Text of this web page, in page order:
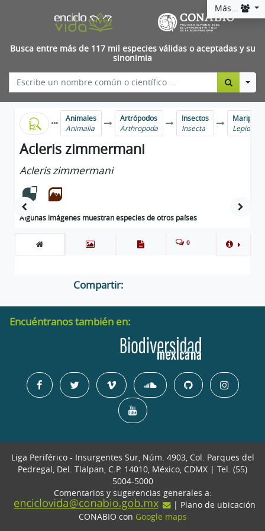
Más...
Busca entre más de 117 mil especies válidas o aceptadas y su
sinonimia
Animales
Animalia
Artrópodos
Arthropoda
Insectos
Insecta
Acleris zimmermani
Acleris zimmermani
Algunas imágenes muestran especies de otros países
0
Compartir:
Encuéntranos también en:
Liga Periférico - Insurgentes Sur, Núm. 4903, Col. Parques del
Pedregal, Del. Tlalpan, C.P. 14010, México, CDMX | Tel. (55)
5004-5000
Comentarios y sugerencias generales a:
| Plano de ubicación
CONABIO con Google maps